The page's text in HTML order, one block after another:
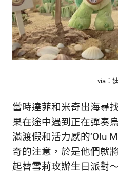
找
到
專
屬
的
生
via：
當時達菲和米奇出海尋
果在途中遇到正在彈奏
滿渡假和活力感的‘Olu
奇的注意，於是他們就
起替雪莉玫辦生日派對